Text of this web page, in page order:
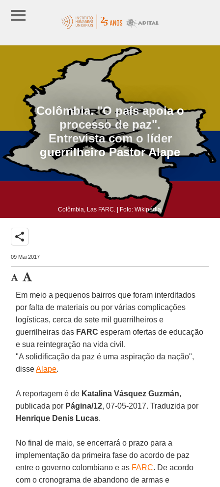
Colômbia. "O país apoia o
processo de paz".
Entrevista com o líder
guerrilheiro Pastor Alape
Colômbia, Las FARC. | Foto: Wikipédia.
share
09 Mai 2017
Em meio a pequenos bairros que foram interditados
por falta de materiais ou por várias complicações
logísticas, cerca de sete mil guerrilheiros e
guerrilheiras das FARC esperam ofertas de educação
e sua reintegração na vida civil.
"A solidificação da paz é uma aspiração da nação",
disseAlape.
A reportagem é de Katalina Vásquez Guzmán,
publicada por Página/12, 07-05-2017. Traduzida por
Henrique Denis Lucas.
No final de maio, se encerrará o prazo para a
implementação da primeira fase do acordo de paz
entre o governo colombiano e as FARC. De acordo
com o cronograma de abandono de armas e